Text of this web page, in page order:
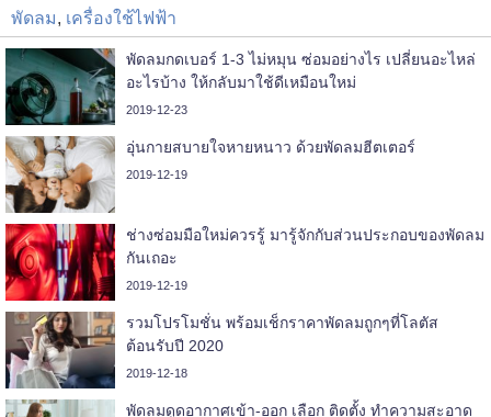
พัดลม, เครื่องใช้ไฟฟ้า
พัดลมกดเบอร์ 1-3 ไม่หมุน ซ่อมอย่างไร เปลี่ยนอะไหล่
อะไรบ้าง ให้กลับมาใช้ดีเหมือนใหม่
2019-12-23
อุ่นกายสบายใจหายหนาว ด้วยพัดลมฮีตเตอร์
2019-12-19
ช่างซ่อมมือใหม่ควรรู้ มารู้จักกับส่วนประกอบของพัดลม
กันเถอะ
2019-12-19
รวมโปรโมชั่น พร้อมเช็กราคาพัดลมถูกๆที่โลตัส
ต้อนรับปี 2020
2019-12-18
พัดลมดูดอากาศเข้า-ออก เลือก ติดตั้ง ทำความสะอาด